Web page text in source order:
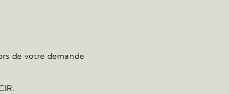
de votre demande